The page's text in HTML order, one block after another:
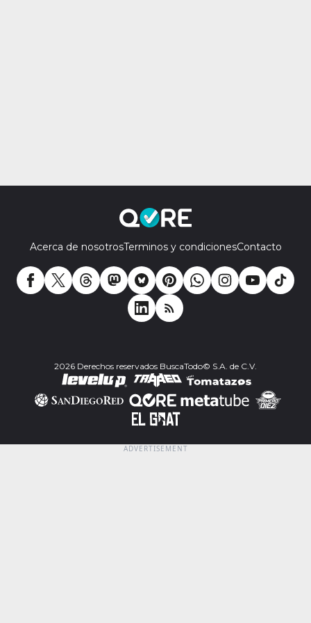
Acerca de nosotrosTerminos y condicionesContacto
2026 Derechos reservados BuscaTodo© S.A. de C.V.